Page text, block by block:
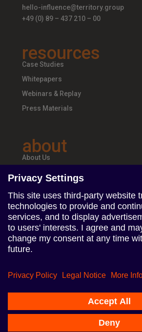
hello-influence@territory.group
+49 (0) 89 – 437 210 – 00
resources
Case Studies
Whitepapers
Webinars & Replay
Press Materials
about
About Us
Teams & Offices
follow us
Follow us on Linkedin
Follow us on Instagram
Terms of Use Imprint